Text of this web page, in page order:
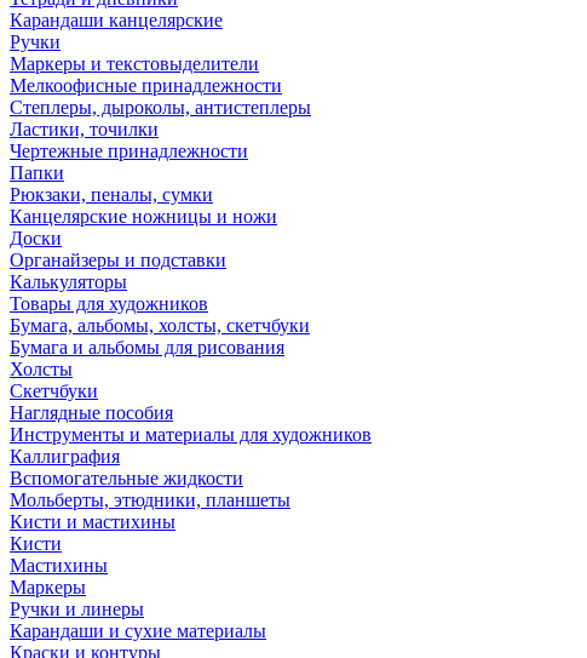
Карандаши канцелярские
Ручки
Маркеры и текстовыделители
Мелкоофисные принадлежности
Степлеры, дыроколы, антистеплеры
Ластики, точилки
Чертежные принадлежности
Папки
Рюкзаки, пеналы, сумки
Канцелярские ножницы и ножи
Доски
Органайзеры и подставки
Калькуляторы
Товары для художников
Бумага, альбомы, холсты, скетчбуки
Бумага и альбомы для рисования
Холсты
Скетчбуки
Наглядные пособия
Инструменты и материалы для художников
Каллиграфия
Вспомогательные жидкости
Мольберты, этюдники, планшеты
Кисти и мастихины
Кисти
Мастихины
Маркеры
Ручки и линеры
Карандаши и сухие материалы
Краски и контуры